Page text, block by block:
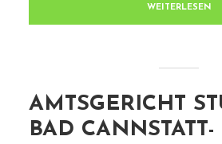
WEITERLESEN
AMTSGERICHT
BAD